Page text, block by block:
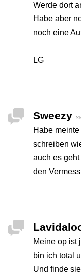
Werde dort
Habe aber
noch eine
LG
Sweezy
Habe
schreiben
auch es
den
Meine op ist
bin ich total
Und finde